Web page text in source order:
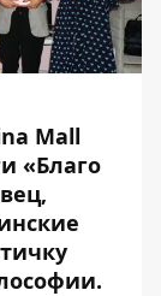
Mall
«Благо